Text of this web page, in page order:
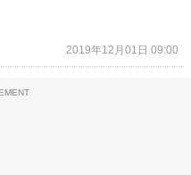
2019年12月01日 09:00